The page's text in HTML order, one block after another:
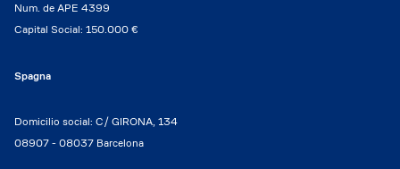
Num. de APE 4399
Capital Social: 150.000 €
Spagna
Domicilio social: C/ GIRONA, 134
08907 - 08037 Barcelona